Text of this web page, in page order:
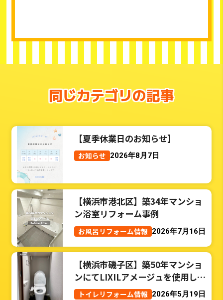
同じカテゴリの記事
【夏季休業日のお知らせ】
お知らせ 2026年8月7日
【横浜市港北区】築34年マンショ
ン浴室リフォーム事例
お風呂リフォーム情報 2026年7月16日
【横浜市磯子区】築50年マンショ
ンにてLIXILアメージュを使用した
トイレリフォーム事例
トイレリフォーム情報 2026年5月19日